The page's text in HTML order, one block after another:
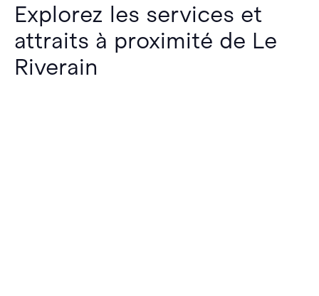
Explorez les services et
attraits à proximité de Le
Riverain